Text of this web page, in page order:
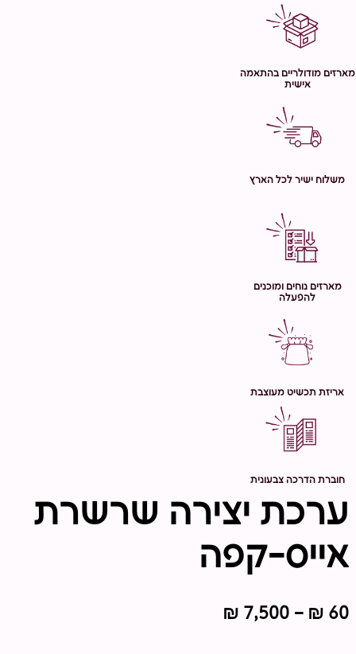
מארזים מודולריים בהתאמה
אישית
משלוח ישיר לכל הארץ
מארזים נוחים ומוכנים
להפעלה
אריזת תכשיט מעוצבת
חוברת הדרכה צבעונית
ערכת יצירה שרשרת
אייס-קפה
₪ 60
–
₪ 7,500
טווח